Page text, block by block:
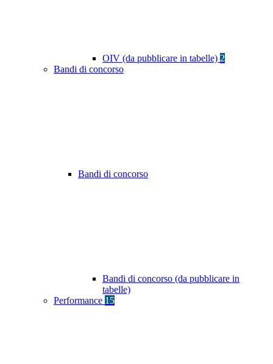
OIV (da pubblicare in tabelle) 2
Bandi di concorso
Bandi di concorso
Bandi di concorso (da pubblicare in
tabelle)
Performance 15